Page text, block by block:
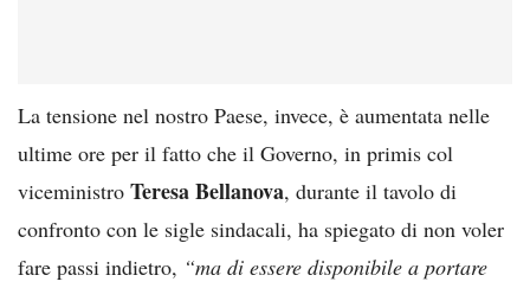
La tensione nel nostro Paese, invece, è aumentata nelle
ultime ore per il fatto che il Governo, in primis col
viceministro Teresa Bellanova, durante il tavolo di
confronto con le sigle sindacali, ha spiegato di non voler
fare passi indietro, “ma di essere disponibile a portare